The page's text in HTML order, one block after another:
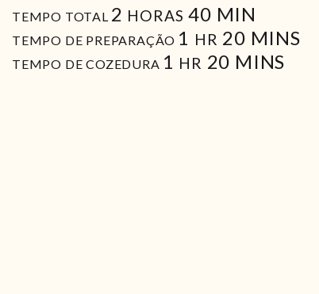
TEMPO TOTAL 2 HORAS
HORAS 40MIN
MIN
TEMPO DE PREPARAÇÃO 1 HORA
HR 20MIN
MINS
TEMPO DE COZEDURA 1 HORA
HR 20 MIN
MINS